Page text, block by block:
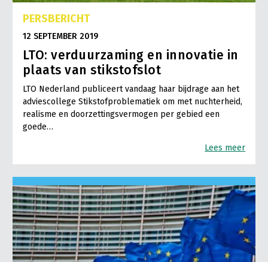
PERSBERICHT
12 SEPTEMBER 2019
LTO: verduurzaming en innovatie in
plaats van stikstofslot
LTO Nederland publiceert vandaag haar bijdrage aan het
adviescollege Stikstofproblematiek om met nuchterheid,
realisme en doorzettingsvermogen per gebied een
goede…
Lees meer